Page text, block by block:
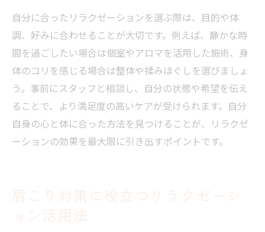
自分に合ったリラクゼーションを選ぶ際は、目的や体
調、好みに合わせることが大切です。例えば、静かな時
間を過ごしたい場合は個室やアロマを活用した施術、身
体のコリを感じる場合は整体や揉みほぐしを選びましょ
う。事前にスタッフと相談し、自分の状態や希望を伝え
ることで、より満足度の高いケアが受けられます。自分
自身の心と体に合った方法を見つけることが、リラクゼ
ーションの効果を最大限に引き出すポイントです。
肩こり対策に役立つリラクゼーシ
ョン活用法